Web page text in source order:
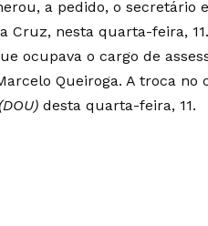
a pedido, o secretário
Cruz, nesta quarta-feira,
ocupava o cargo de
Queiroga. A troca no
desta quarta-feira, 11.